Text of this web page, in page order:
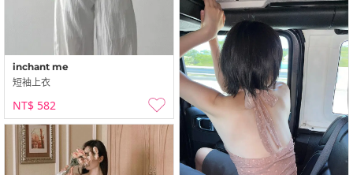
inchant me
短袖上衣
NT$ 582